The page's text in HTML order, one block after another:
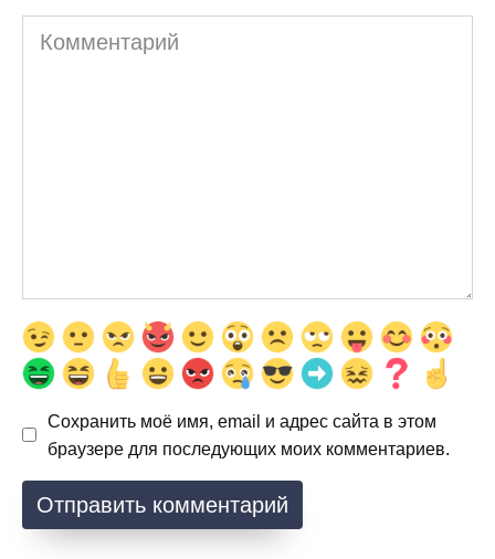
Комментарий
Сохранить моё имя, email и адрес сайта в этом
браузере для последующих моих комментариев.